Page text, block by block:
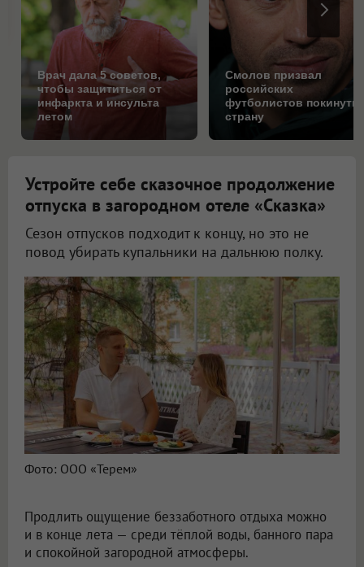
Врач дала 5 советов,
чтобы защититься от
инфаркта и инсульта
летом
Смолов призвал
российских
футболистов покинуть
страну
Устройте себе сказочное продолжение
отпуска в загородном отеле «Сказка»
Сезон отпусков подходит к концу, но это не
повод убирать купальники на дальнюю полку.
Фото: ООО «Терем»
Продлить ощущение беззаботного отдыха можно
и в конце лета — среди тёплой воды, банного пара
и спокойной загородной атмосферы.